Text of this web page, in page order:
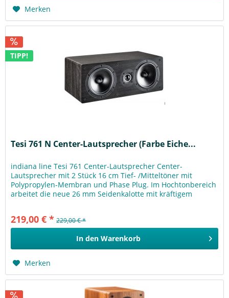
Merken
TIPP!
Tesi 761 N Center-Lautsprecher (Farbe Eiche...
indiana line Tesi 761 Center-Lautsprecher Center-
Lautsprecher mit 2 Stück 16 cm Tief- /Mitteltöner mit
Polypropylen-Membran und Phase Plug. Im Hochtonbereich
arbeitet die neue 26 mm Seidenkalotte mit kräftigem
219,00 € * 229,00 € *
In den Warenkorb
Merken